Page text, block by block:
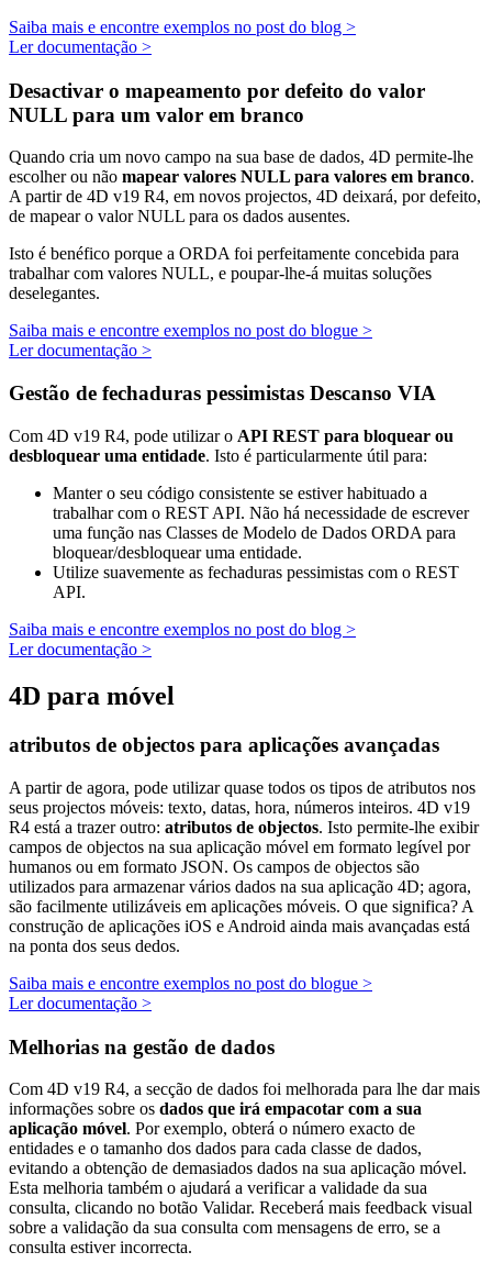
Saiba mais e encontre exemplos no post do blog >
Ler documentação >
Desactivar o mapeamento por defeito do valor
NULL para um valor em branco
Quando cria um novo campo na sua base de dados, 4D permite-lhe
escolher ou não mapear valores NULL para valores em branco.
A partir de 4D v19 R4, em novos projectos, 4D deixará, por defeito,
de mapear o valor NULL para os dados ausentes.
Isto é benéfico porque a ORDA foi perfeitamente concebida para
trabalhar com valores NULL, e poupar-lhe-á muitas soluções
deselegantes.
Saiba mais e encontre exemplos no post do blogue >
Ler documentação >
Gestão de fechaduras pessimistas Descanso VIA
Com 4D v19 R4, pode utilizar o API REST para bloquear ou
desbloquear uma entidade. Isto é particularmente útil para:
Manter o seu código consistente se estiver habituado a
trabalhar com o REST API. Não há necessidade de escrever
uma função nas Classes de Modelo de Dados ORDA para
bloquear/desbloquear uma entidade.
Utilize suavemente as fechaduras pessimistas com o REST
API.
Saiba mais e encontre exemplos no post do blog >
Ler documentação >
4D para móvel
atributos de objectos para aplicações avançadas
A partir de agora, pode utilizar quase todos os tipos de atributos nos
seus projectos móveis: texto, datas, hora, números inteiros. 4D v19
R4 está a trazer outro: atributos de objectos. Isto permite-lhe exibir
campos de objectos na sua aplicação móvel em formato legível por
humanos ou em formato JSON. Os campos de objectos são
utilizados para armazenar vários dados na sua aplicação 4D; agora,
são facilmente utilizáveis em aplicações móveis. O que significa? A
construção de aplicações iOS e Android ainda mais avançadas está
na ponta dos seus dedos.
Saiba mais e encontre exemplos no post do blogue >
Ler documentação >
Melhorias na gestão de dados
Com 4D v19 R4, a secção de dados foi melhorada para lhe dar mais
informações sobre os dados que irá empacotar com a sua
aplicação móvel. Por exemplo, obterá o número exacto de
entidades e o tamanho dos dados para cada classe de dados,
evitando a obtenção de demasiados dados na sua aplicação móvel.
Esta melhoria também o ajudará a verificar a validade da sua
consulta, clicando no botão Validar. Receberá mais feedback visual
sobre a validação da sua consulta com mensagens de erro, se a
consulta estiver incorrecta.